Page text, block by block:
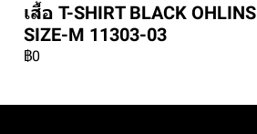
เสื้อ T-SHIRT BLACK OHLINS
SIZE-M 11303-03
฿0